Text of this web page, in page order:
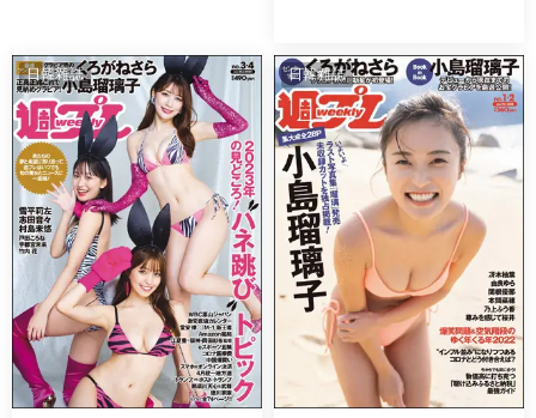
日韓雜誌 日韓雜誌